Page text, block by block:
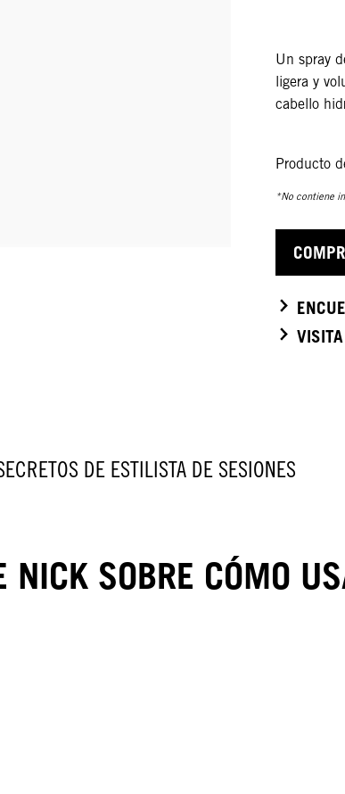
Un spray
ligera y
cabello
Producto
*No contiene
DE ESTILISTA DE SESIONES
NICK SOBRE CÓMO